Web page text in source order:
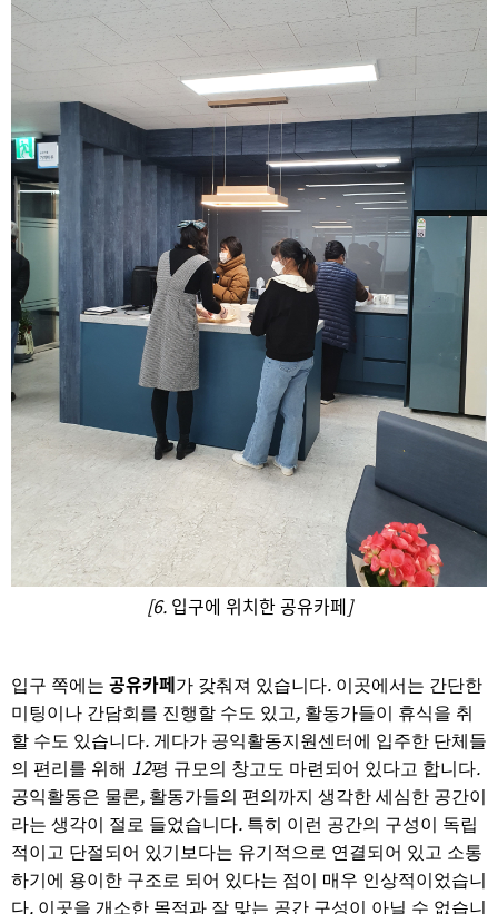
[6. 입구에 위치한 공유카페]
입구 쪽에는 공유카페가 갖춰져 있습니다. 이곳에서는 간단한
미팅이나 간담회를 진행할 수도 있고, 활동가들이 휴식을 취
할 수도 있습니다. 게다가 공익활동지원센터에 입주한 단체들
의 편리를 위해 12평 규모의 창고도 마련되어 있다고 합니다.
공익활동은 물론, 활동가들의 편의까지 생각한 세심한 공간이
라는 생각이 절로 들었습니다. 특히 이런 공간의 구성이 독립
적이고 단절되어 있기보다는 유기적으로 연결되어 있고 소통
하기에 용이한 구조로 되어 있다는 점이 매우 인상적이었습니
다. 이곳을 개소한 목적과 잘 맞는 공간 구성이 아닐 수 없습니